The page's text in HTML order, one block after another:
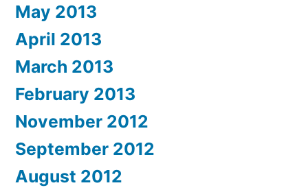
May 2013
April 2013
March 2013
February 2013
November 2012
September 2012
August 2012